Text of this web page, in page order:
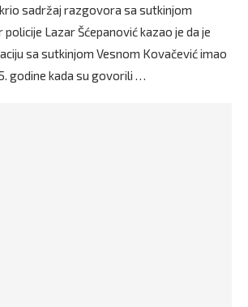
sadržaj razgovora sa sutkinjom
Lazar Šćepanović kazao je da je
sa sutkinjom Vesnom Kovačević imao
godine kada su govorili …